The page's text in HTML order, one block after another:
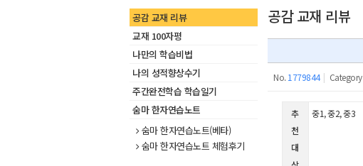
공감 교재 리뷰
교재 100자평
나만의 학습비법
나의 성적향상수기
주간완전학습 학습일기
숨마 한자연습노트
숨마 한자연습노트(베타)
숨마 한자연습노트 체험후기
공감 교재 리뷰
No. 1779844 | Category
추
천
대
중1, 중2, 중3